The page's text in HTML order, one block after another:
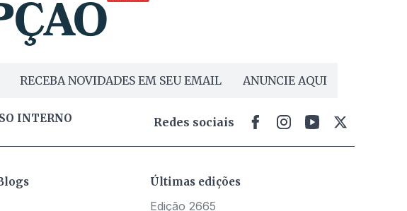
RECEBA NOVIDADES EM SEU EMAIL ANUNCIE AQUI
INTERNO Redes sociais
Últimas edições
Edição 2665